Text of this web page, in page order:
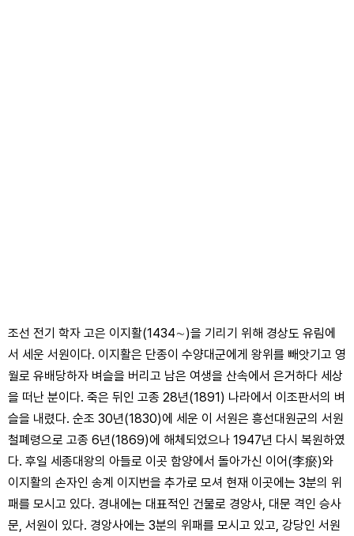
조선 전기 학자 고은 이지활(1434∼)을 기리기 위해 경상도 유림에
서 세운 서원이다. 이지활은 단종이 수양대군에게 왕위를 빼앗기고 영
월로 유배당하자 벼슬을 버리고 남은 여생을 산속에서 은거하다 세상
을 떠난 분이다. 죽은 뒤인 고종 28년(1891) 나라에서 이조판서의 벼
슬을 내렸다. 순조 30년(1830)에 세운 이 서원은 흥선대원군의 서원
철폐령으로 고종 6년(1869)에 해체되었으나 1947년 다시 복원하였
다. 후일 세종대왕의 아들로 이곳 함양에서 돌아가신 이어(李瘀)와
이지활의 손자인 송계 이지번을 추가로 모셔 현재 이곳에는 3분의 위
패를 모시고 있다. 경내에는 대표적인 건물로 경앙사, 대문 격인 승사
문, 서원이 있다. 경앙사에는 3분의 위패를 모시고 있고, 강당인 서원